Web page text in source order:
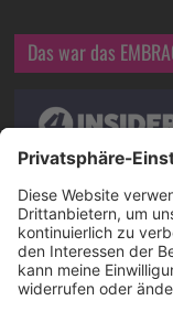
Das war das